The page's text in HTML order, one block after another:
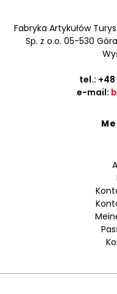
Fabryka Artykułów
Sp. z o.o. 05-530
tel.: +48
e-mail: